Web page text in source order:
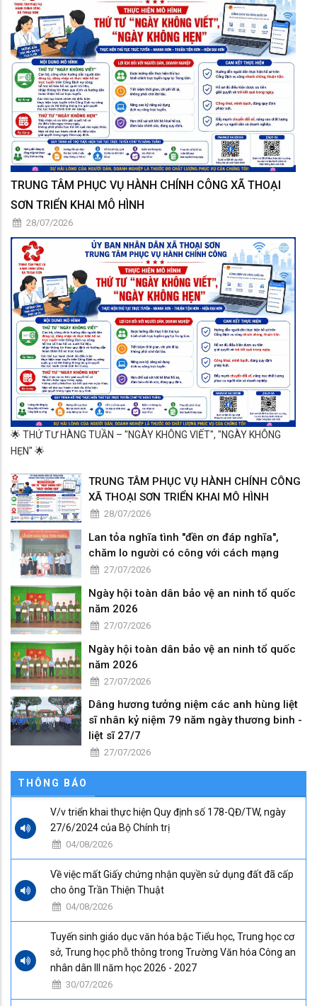
TRUNG TÂM PHỤC VỤ HÀNH CHÍNH CÔNG XÃ THOẠI
SƠN TRIỂN KHAI MÔ HÌNH
28/07/2026
🌟 THỨ TƯ HÀNG TUẦN – "NGÀY KHÔNG VIẾT", "NGÀY KHÔNG
HẸN" 🌟
TRUNG TÂM PHỤC VỤ HÀNH CHÍNH CÔNG
XÃ THOẠI SƠN TRIỂN KHAI MÔ HÌNH
28/07/2026
Lan tỏa nghĩa tình "đền ơn đáp nghĩa",
chăm lo người có công với cách mạng
27/07/2026
Ngày hội toàn dân bảo vệ an ninh tổ quốc
năm 2026
27/07/2026
Ngày hội toàn dân bảo vệ an ninh tổ quốc
năm 2026
27/07/2026
Dâng hương tưởng niệm các anh hùng liệt
sĩ nhân kỷ niệm 79 năm ngày thương binh -
liệt sĩ 27/7
27/07/2026
THÔNG BÁO
V/v triển khai thực hiện Quy định số 178-QĐ/TW, ngày
27/6/2024 của Bộ Chính trị
04/08/2026
Về việc mất Giấy chứng nhận quyền sử dụng đất đã cấp
cho ông Trần Thiện Thuật
04/08/2026
Tuyến sinh giáo dục văn hóa bậc Tiểu học, Trung học cơ
sở, Trung học phỗ thông trong Trường Văn hóa Công an
nhân dân III năm học 2026 - 2027
30/07/2026